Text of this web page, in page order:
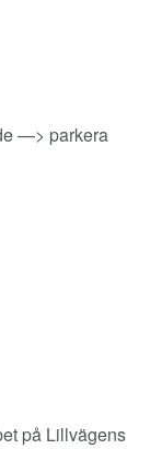
—> parkera
på Lillvägens